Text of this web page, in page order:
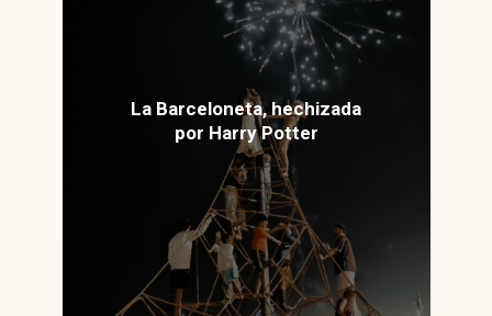
La Barceloneta, hechizada
por Harry Potter